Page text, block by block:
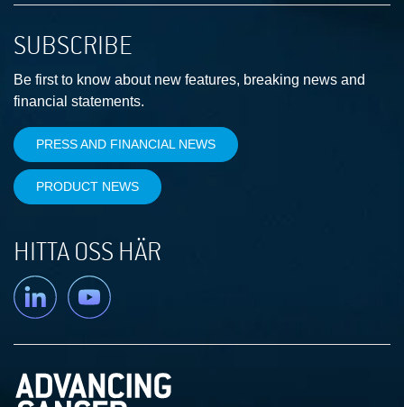
SUBSCRIBE
Be first to know about new features, breaking news and
financial statements.
PRESS AND FINANCIAL NEWS
PRODUCT NEWS
HITTA OSS HÄR
Linkedin YouTube